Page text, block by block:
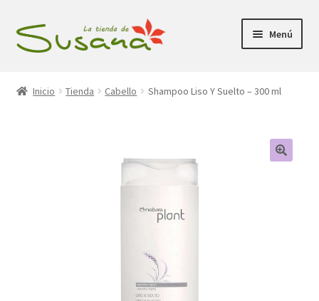
Ir
a
Ir
al
Menú
el
Inicio Tienda Cabello Shampoo Liso Y Suelto – 300 ml